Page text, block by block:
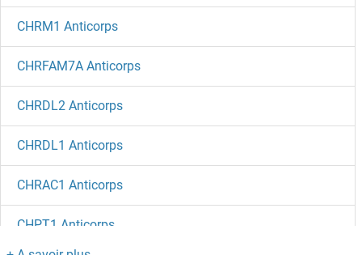
CHRM1 Anticorps
CHRFAM7A Anticorps
CHRDL2 Anticorps
CHRDL1 Anticorps
CHRAC1 Anticorps
CHPT1 Anticorps